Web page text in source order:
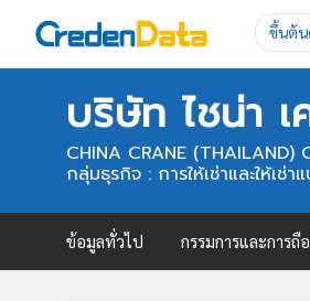
ขึ้นต้น
บริษัท ไชน่า
CHINA CRANE (THAILAND)
กลุ่มธุรกิจ : การให้เช่าและให้เ
ข้อมูลทั่วไป กรรมการและการถื